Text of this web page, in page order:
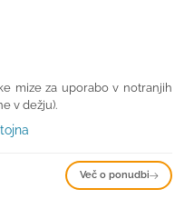
mize za uporabo v notranjih
v dežju).
Več o ponudbi